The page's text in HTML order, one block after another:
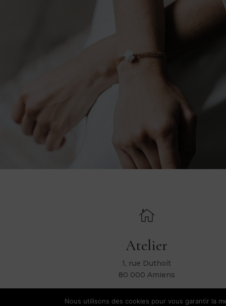

Atelier
1, rue Duthoit
80 000 Amiens
Hélène
Nous utilisons des cookies pour vous garantir la